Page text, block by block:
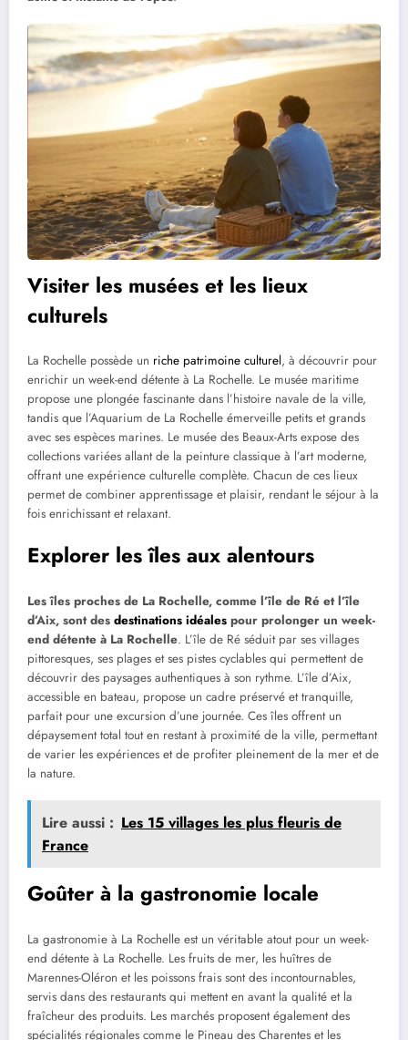
Visiter les musées et les lieux
culturels
La Rochelle possède un riche patrimoine culturel, à découvrir pour
enrichir un week-end détente à La Rochelle. Le musée maritime
propose une plongée fascinante dans l’histoire navale de la ville,
tandis que l’Aquarium de La Rochelle émerveille petits et grands
avec ses espèces marines. Le musée des Beaux-Arts expose des
collections variées allant de la peinture classique à l’art moderne,
offrant une expérience culturelle complète. Chacun de ces lieux
permet de combiner apprentissage et plaisir, rendant le séjour à la
fois enrichissant et relaxant.
Explorer les îles aux alentours
Les îles proches de La Rochelle, comme l’île de Ré et l’île
d’Aix, sont des destinations idéales pour prolonger un week-
end détente à La Rochelle. L’île de Ré séduit par ses villages
pittoresques, ses plages et ses pistes cyclables qui permettent de
découvrir des paysages authentiques à son rythme. L’île d’Aix,
accessible en bateau, propose un cadre préservé et tranquille,
parfait pour une excursion d’une journée. Ces îles offrent un
dépaysement total tout en restant à proximité de la ville, permettant
de varier les expériences et de profiter pleinement de la mer et de
la nature.
Lire aussi : Les 15 villages les plus fleuris de
France
Goûter à la gastronomie locale
La gastronomie à La Rochelle est un véritable atout pour un week-
end détente à La Rochelle. Les fruits de mer, les huîtres de
Marennes-Oléron et les poissons frais sont des incontournables,
servis dans des restaurants qui mettent en avant la qualité et la
fraîcheur des produits. Les marchés proposent également des
spécialités régionales comme le Pineau des Charentes et les